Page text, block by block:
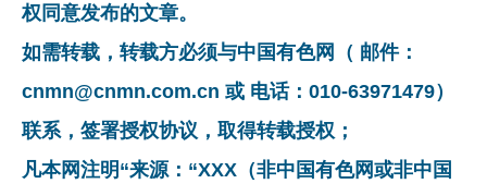
权同意发布的文章。
如需转载，转载方必须与中国有色网（ 邮件：
cnmn@cnmn.com.cn 或 电话：010-63971479）
联系，签署授权协议，取得转载授权；
凡本网注明“来源：“XXX（非中国有色网或非中国